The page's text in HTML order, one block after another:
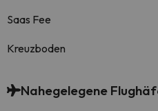
Saas Fee
Kreuzboden
Nahegelegene